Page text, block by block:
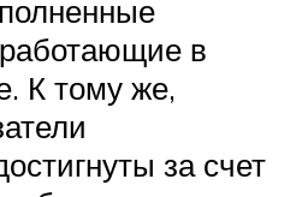
в
К тому же,
за счет